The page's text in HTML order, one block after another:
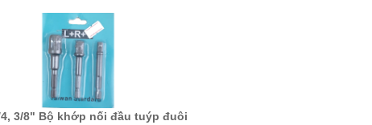
4, 3/8" Bộ khớp nối đầu tuýp đuôi